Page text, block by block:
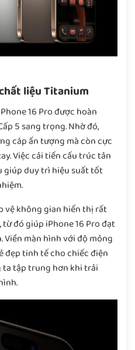
liệu Titanium
16 Pro được hoàn
5 sang trọng. Nhờ đó,
cáp ấn tượng mà còn cực
Việc cải tiến cấu trúc tản
giúp duy trì hiệu suất tốt
vệ không gian hiển thị rất
đó giúp iPhone 16 Pro đạt
Viền màn hình với độ mỏng
đẹp tinh tế cho chiếc điện
tập trung hơn khi trải